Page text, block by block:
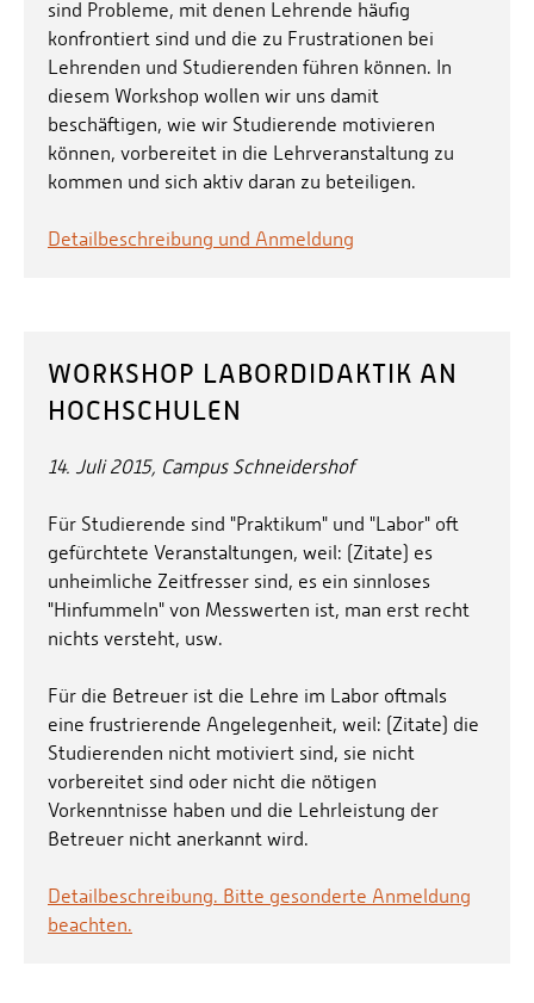
sind Probleme, mit denen Lehrende häufig
konfrontiert sind und die zu Frustrationen bei
Lehrenden und Studierenden führen können. In
diesem Workshop wollen wir uns damit
beschäftigen, wie wir Studierende motivieren
können, vorbereitet in die Lehrveranstaltung zu
kommen und sich aktiv daran zu beteiligen.
Detailbeschreibung und Anmeldung
WORKSHOP LABORDIDAKTIK AN
HOCHSCHULEN
14. Juli 2015, Campus Schneidershof
Für Studierende sind "Praktikum" und "Labor" oft
gefürchtete Veranstaltungen, weil: (Zitate) es
unheimliche Zeitfresser sind, es ein sinnloses
"Hinfummeln" von Messwerten ist, man erst recht
nichts versteht, usw.
Für die Betreuer ist die Lehre im Labor oftmals
eine frustrierende Angelegenheit, weil: (Zitate) die
Studierenden nicht motiviert sind, sie nicht
vorbereitet sind oder nicht die nötigen
Vorkenntnisse haben und die Lehrleistung der
Betreuer nicht anerkannt wird.
Detailbeschreibung. Bitte gesonderte Anmeldung
beachten.